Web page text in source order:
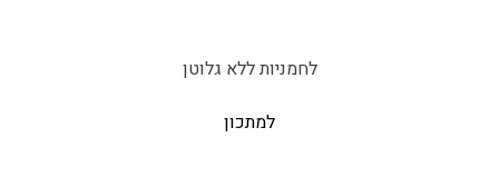
לחמניות ללא גלוטן
למתכון